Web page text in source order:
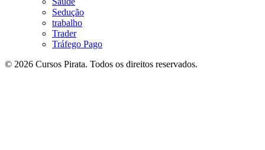
Sedução
trabalho
Trader
Tráfego Pago
© 2026 Cursos Pirata. Todos os direitos reservados.